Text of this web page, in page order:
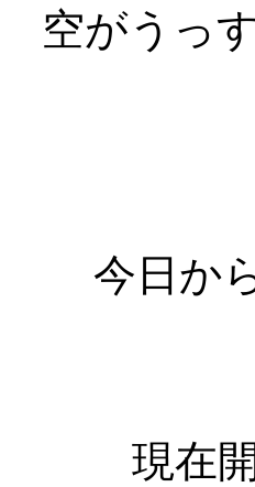
空がうっ
今日か
現在